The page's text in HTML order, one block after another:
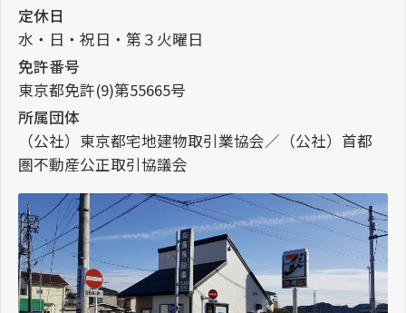
定休日
水・日・祝日・第３火曜日
免許番号
東京都免許(9)第55665号
所属団体
（公社）東京都宅地建物取引業協会／（公社）首都
圏不動産公正取引協議会